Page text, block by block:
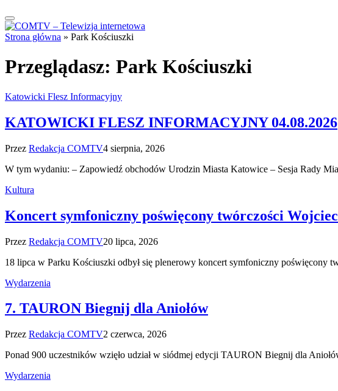
Strona główna » Park Kościuszki
Przeglądasz: Park Kościuszki
Katowicki Flesz Informacyjny
KATOWICKI FLESZ INFORMACYJNY 04.08.2026
Przez Redakcja COMTV4 sierpnia, 2026
W tym wydaniu: – Zapowiedź obchodów Urodzin Miasta Katowice – Sesja Rady
Kultura
Koncert symfoniczny poświęcony twórczości
Przez Redakcja COMTV20 lipca, 2026
18 lipca w Parku Kościuszki odbył się plenerowy koncert symfoniczny
Wydarzenia
7. TAURON Biegnij dla Aniołów
Przez Redakcja COMTV2 czerwca, 2026
Ponad 900 uczestników wzięło udział w siódmej edycji TAURON Biegnij dla
Wydarzenia